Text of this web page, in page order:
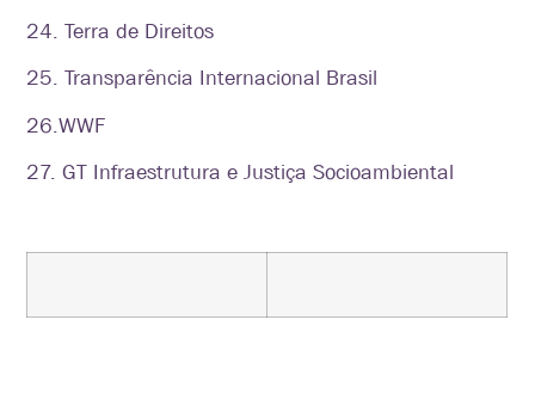
24. Terra de Direitos
25. Transparência Internacional Brasil
26.WWF
27. GT Infraestrutura e Justiça Socioambiental